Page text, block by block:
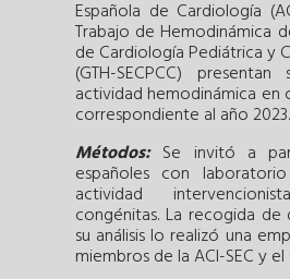
Española de Cardiología
Trabajo de Hemodinámica
de Cardiología Pediátrica y
(GTH-SECPCC)
actividad hemodinámica en
correspondiente al año 2023.
Métodos:Se invitó a
españoles con
actividad
congénitas. La recogida
su análisis lo realizó una
miembros de la ACI-SEC y el